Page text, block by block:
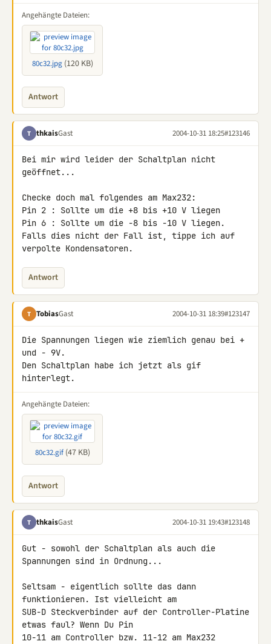
Angehängte Dateien:
80c32.jpg(120 KB)
Antwort
T thkaisGast 2004-10-31 18:25#123146
Bei mir wird leider der Schaltplan nicht
geöffnet...
Checke doch mal folgendes am Max232:
Pin 2 : Sollte um die +8 bis +10 V liegen
Pin 6 : Sollte um die -8 bis -10 V liegen.
Falls dies nicht der Fall ist, tippe ich auf
verpolte Kondensatoren.
Antwort
T TobiasGast 2004-10-31 18:39#123147
Die Spannungen liegen wie ziemlich genau bei +
und - 9V.
Den Schaltplan habe ich jetzt als gif
hinterlegt.
Angehängte Dateien:
80c32.gif(47 KB)
Antwort
T thkaisGast 2004-10-31 19:43#123148
Gut - sowohl der Schaltplan als auch die
Spannungen sind in Ordnung...
Seltsam - eigentlich sollte das dann
funktionieren. Ist vielleicht am
SUB-D Steckverbinder auf der Controller-Platine
etwas faul? Wenn Du Pin
10-11 am Controller bzw. 11-12 am Max232